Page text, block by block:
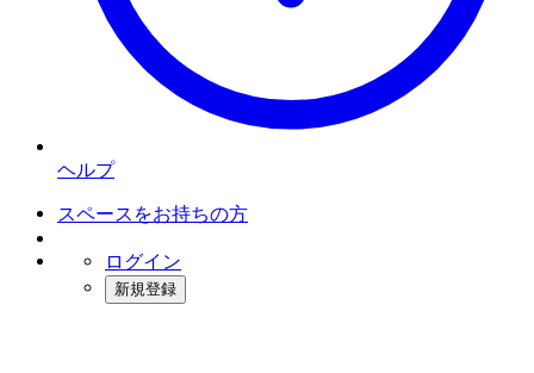
ヘルプ
スペースをお持ちの方
ログイン
新規登録